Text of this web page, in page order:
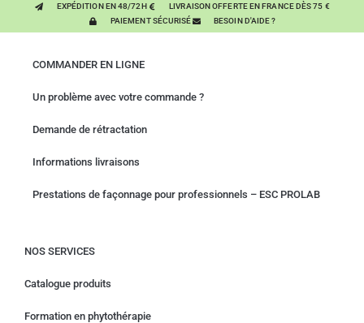
EXPÉDITION EN 48/72H
LIVRAISON OFFERTE EN FRANCE DÈS 75 €
PAIEMENT SÉCURISÉ
BESOIN D'AIDE ?
COMMANDER EN LIGNE
Un problème avec votre commande ?
Demande de rétractation
Informations livraisons
Prestations de façonnage pour professionnels – ESC PROLAB
NOS SERVICES
Catalogue produits
Formation en phytothérapie